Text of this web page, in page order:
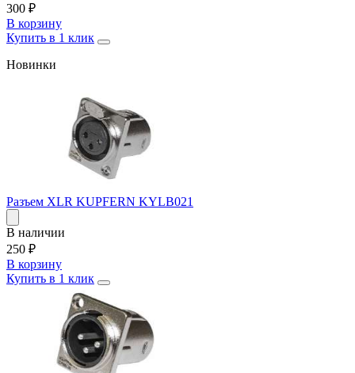
300 ₽
В корзину
Купить в 1 клик
Новинки
Разъем XLR KUPFERN KYLB021
В наличии
250 ₽
В корзину
Купить в 1 клик